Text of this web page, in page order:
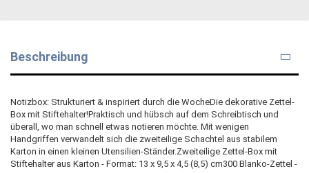
Beschreibung
Notizbox: Strukturiert & inspiriert durch die WocheDie dekorative Zettel-
Box mit Stiftehalter!Praktisch und hübsch auf dem Schreibtisch und
überall, wo man schnell etwas notieren möchte. Mit wenigen
Handgriffen verwandelt sich die zweiteilige Schachtel aus stabilem
Karton in einen kleinen Utensilien-Ständer.Zweiteilige Zettel-Box mit
Stiftehalter aus Karton - Format: 13 x 9,5 x 4,5 (8,5) cm300 Blanko-Zettel -